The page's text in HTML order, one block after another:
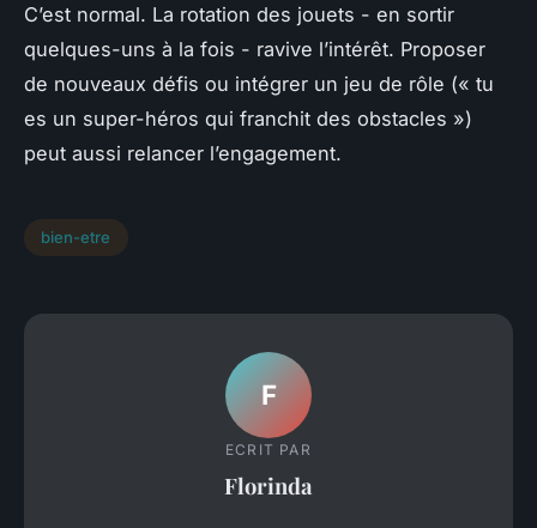
C’est normal. La rotation des jouets - en sortir
quelques-uns à la fois - ravive l’intérêt. Proposer
de nouveaux défis ou intégrer un jeu de rôle (« tu
es un super-héros qui franchit des obstacles »)
peut aussi relancer l’engagement.
bien-etre
F
ECRIT PAR
Florinda